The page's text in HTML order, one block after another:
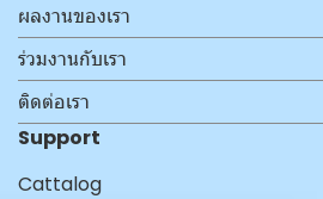
ผลงานของเรา
ร่วมงานกับเรา
ติดต่อเรา
Support
Cattalog